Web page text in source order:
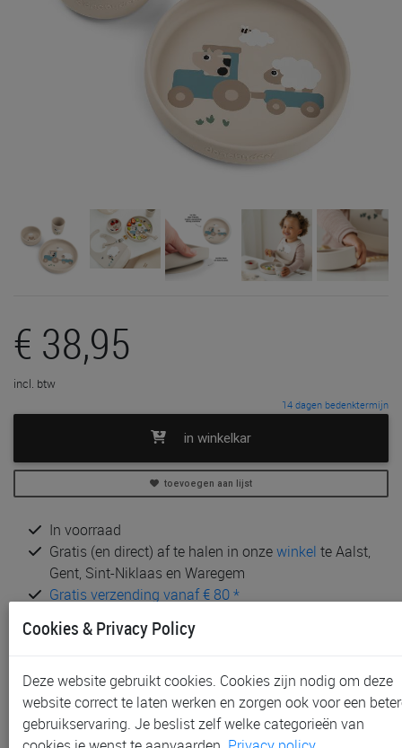
€ 38,95
incl. btw
14 dagen bedenktermijn
in winkelkar
toevoegen aan lijst
In voorraad
Gratis (en direct) af te halen in onzewinkel te Aalst,
Gent, Sint-Niklaas en Waregem
Gratis verzending vanaf € 80 *
Cookies & Privacy Policy
Deze website gebruikt cookies. Cookies zijn nodig om deze
website correct te laten werken en zorgen ook voor een
gebruikservaring. Je beslist zelf welke categorieën van